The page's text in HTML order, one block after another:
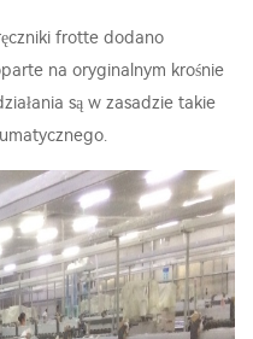
frotte dodano
na oryginalnym krośnie
są w zasadzie takie